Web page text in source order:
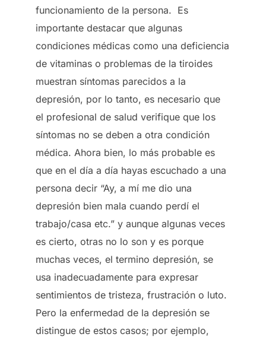
funcionamiento de la persona. Es
importante destacar que algunas
condiciones médicas como una deficiencia
de vitaminas o problemas de la tiroides
muestran síntomas parecidos a la
depresión, por lo tanto, es necesario que
el profesional de salud verifique que los
síntomas no se deben a otra condición
médica. Ahora bien, lo más probable es
que en el día a día hayas escuchado a una
persona decir “Ay, a mí me dio una
depresión bien mala cuando perdí el
trabajo/casa etc.” y aunque algunas veces
es cierto, otras no lo son y es porque
muchas veces, el termino depresión, se
usa inadecuadamente para expresar
sentimientos de tristeza, frustración o luto.
Pero la enfermedad de la depresión se
distingue de estos casos; por ejemplo,